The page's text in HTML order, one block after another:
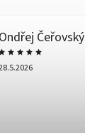
Ondřej Čeřovský